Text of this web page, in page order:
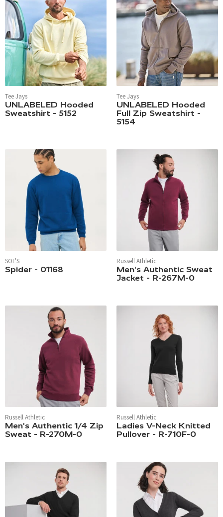
Tee Jays
UNLABELED Hooded
Sweatshirt - 5152
Tee Jays
UNLABELED Hooded
Full Zip Sweatshirt -
5154
SOL'S
Spider - 01168
Russell Athletic
Men's Authentic Sweat
Jacket - R-267M-0
Russell Athletic
Men's Authentic 1/4 Zip
Sweat - R-270M-0
Russell Athletic
Ladies V-Neck Knitted
Pullover - R-710F-0